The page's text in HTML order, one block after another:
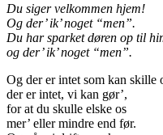
Du siger velkommen hjem!
Og der’ ik’ noget “men”.
Du har sparket døren op til
og der’ ik’ noget “men”.
Og der er intet som kan skille
der er intet, vi kan gør’,
for at du skulle elske os
mer’ eller mindre end før.